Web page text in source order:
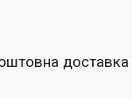
доставка